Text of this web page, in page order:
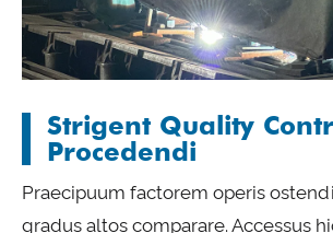
Strigent Quality
Procedendi
Praecipuum factorem operis
gradus altos comparare. Accessus